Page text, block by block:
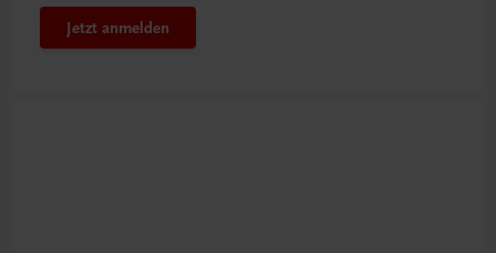
Jetzt anmelden